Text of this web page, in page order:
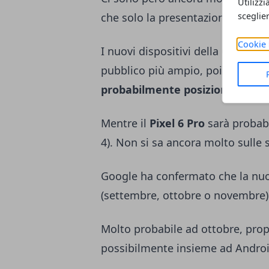
Cookie
che solo la presentazione
I nuovi dispositivi della Google
pubblico più ampio, poiché il
probabilmente posizionato
Mentre il Pixel 6 Pro sarà
4). Non si sa ancora molto sulle
Google ha confermato che la
(settembre, ottobre o
Molto probabile ad ottobre,
possibilmente insieme ad